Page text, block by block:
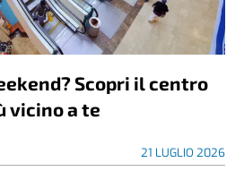
Scopri il centro
vicino a te
21 LUGLIO 2026